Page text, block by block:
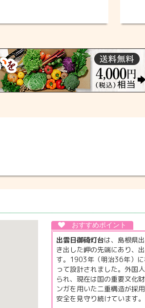
出雲日御碕灯台は、島根県
き出した岬の先端にあり、
す。1903年（明治36年）
って設計されました。外国
られ、現在は国の重要文化
ンガを用いた二重構造が採
安全を見守り続けています。